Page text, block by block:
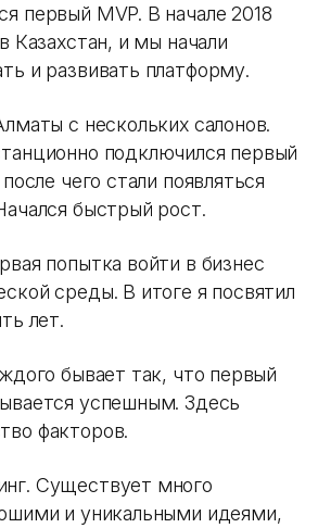
первый MVP. В начале 2018
Казахстан, и мы начали
и развивать платформу.
с нескольких салонов.
подключился первый
чего стали появляться
быстрый рост.
попытка войти в бизнес
среды. В итоге я посвятил
лет.
бывает так, что первый
успешным. Здесь
факторов.
Существует много
и уникальными идеями,